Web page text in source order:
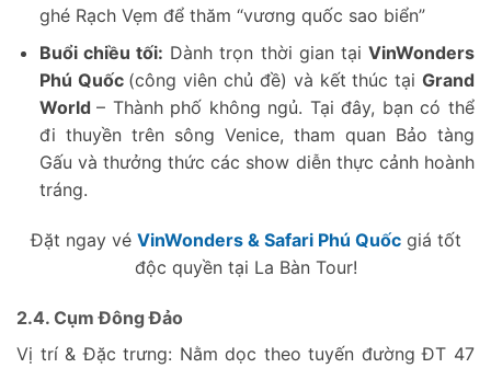
ghé Rạch Vẹm để thăm “vương quốc sao biển”
Buổi chiều tối: Dành trọn thời gian tạiVinWonders
Phú Quốc (công viên chủ đề) và kết thúc tại Grand
World– Thành phố không ngủ. Tại đây, bạn có thể
đi thuyền trên sông Venice, tham quan Bảo tàng
Gấu và thưởng thức các show diễn thực cảnh hoành
tráng.
Đặt ngay vé VinWonders & Safari Phú Quốcgiá tốt
độc quyền tại La Bàn Tour!
2.4. Cụm Đông Đảo
Vị trí & Đặc trưng: Nằm dọc theo tuyến đường ĐT 47